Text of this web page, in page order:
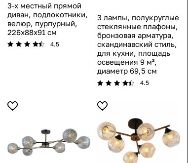
3-х местный прямой
диван, подлокотники,
велюр, пурпурный,
226x88x91 см
4.5
3 лампы, полукруглые
стеклянные плафоны,
бронзовая арматура,
скандинавский стиль,
для кухни, площадь
освещения 9 м²,
диаметр 69,5 см
4.5